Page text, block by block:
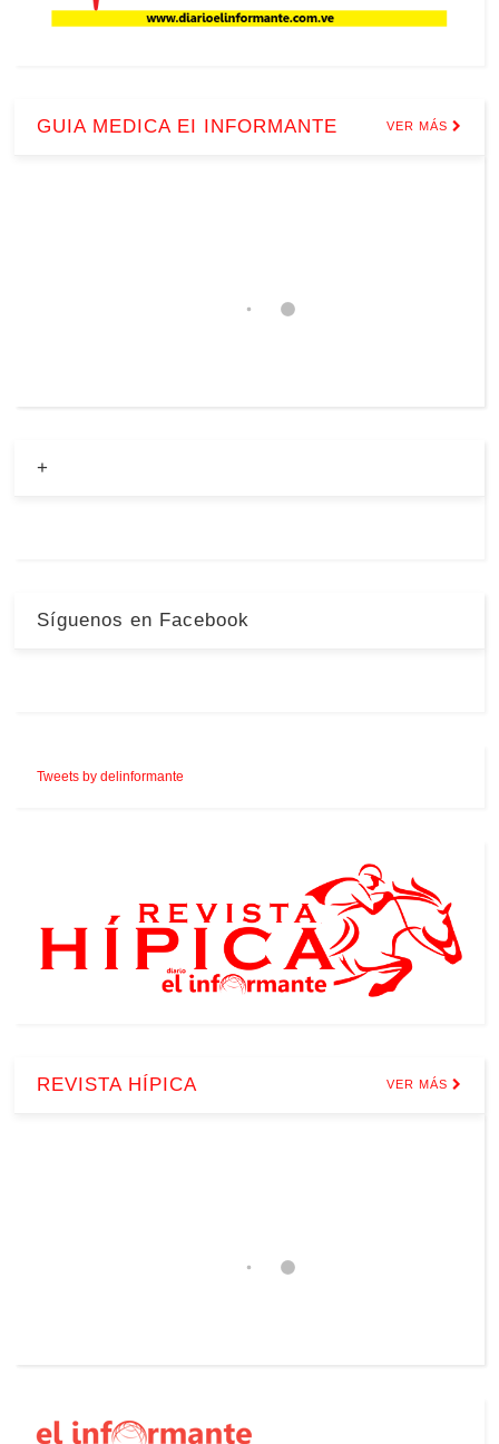
GUIA MEDICA EI INFORMANTE VER MÁS
+
Síguenos en Facebook
Tweets by delinformante
REVISTA HÍPICA VER MÁS